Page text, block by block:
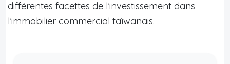
différentes facettes de l’investissement dans
l’immobilier commercial taïwanais.